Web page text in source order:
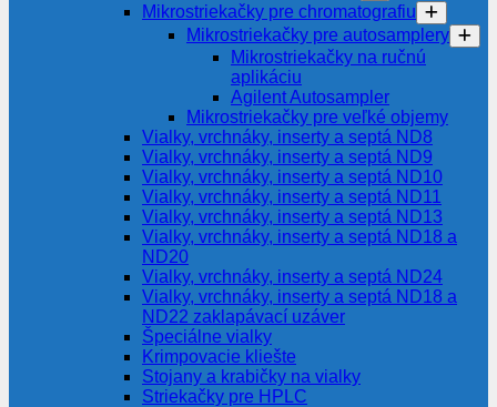
Mikrostriekačky pre chromatografiu
Mikrostriekačky pre autosamplery
Mikrostriekačky na ručnú
aplikáciu
Agilent Autosampler
Mikrostriekačky pre veľké objemy
Vialky, vrchnáky, inserty a septá ND8
Vialky, vrchnáky, inserty a septá ND9
Vialky, vrchnáky, inserty a septá ND10
Vialky, vrchnáky, inserty a septá ND11
Vialky, vrchnáky, inserty a septá ND13
Vialky, vrchnáky, inserty a septá ND18 a
ND20
Vialky, vrchnáky, inserty a septá ND24
Vialky, vrchnáky, inserty a septá ND18 a
ND22 zaklapávací uzáver
Špeciálne vialky
Krimpovacie kliešte
Stojany a krabičky na vialky
Striekačky pre HPLC